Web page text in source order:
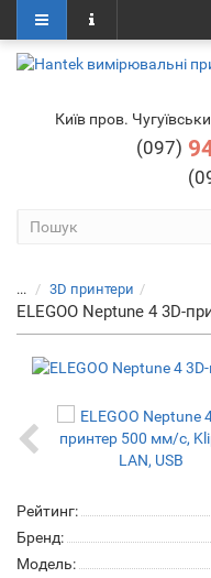
Київ пров.
(097)
... 3D принтери
ELEGOO Neptune 4 3D-
Рейтинг:
Бренд:
Модель: